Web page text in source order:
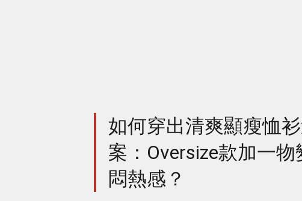
如何穿出清爽顯瘦恤
案：Oversize款加一
悶熱感？